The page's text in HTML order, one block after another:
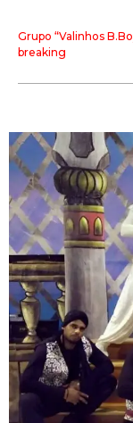
Grupo “Valinhos
breaking